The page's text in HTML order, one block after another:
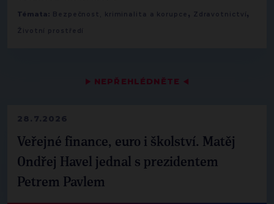
▶ NEPŘEHLÉDNĚTE ◀
28.7.2026
Veřejné finance, euro i školství. Matěj
Ondřej Havel jednal s prezidentem
Petrem Pavlem
Témata: Bezpečnost, kriminalita a korupce , Zdravotnictví,
Životní prostředí